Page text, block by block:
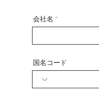
会社名
国名コード